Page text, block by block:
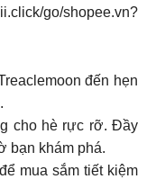
go/shopee.vn?
đến hẹn
cho hè rực rỡ. Đầy
bạn khám phá.
mua sắm tiết kiệm